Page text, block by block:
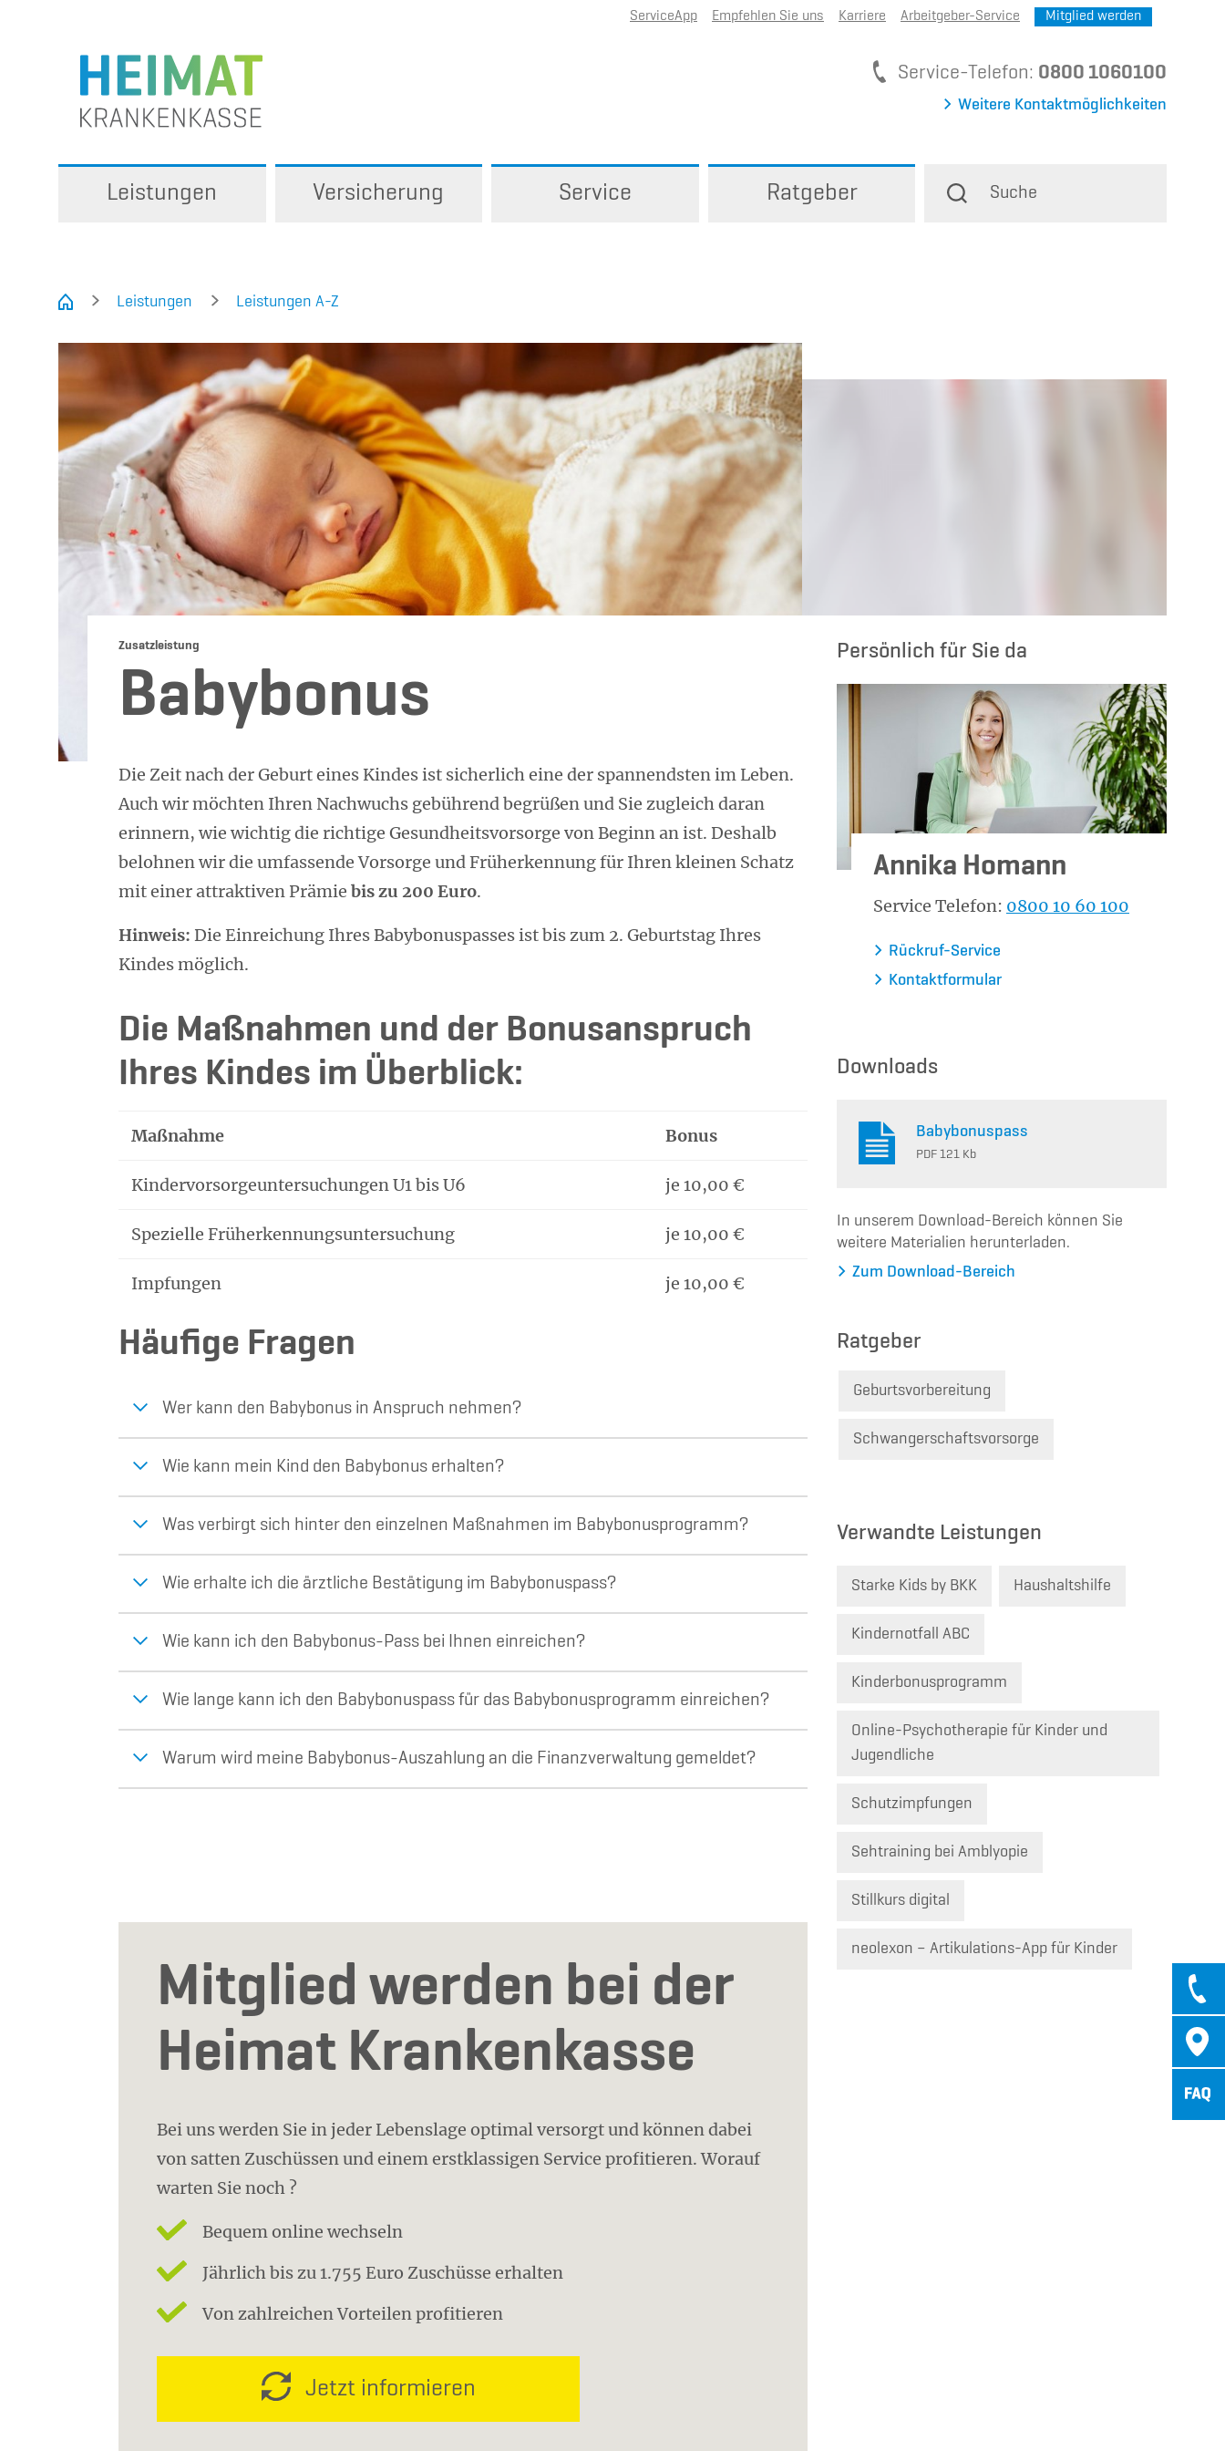
ServiceApp Empfehlen Sie uns Karriere Arbeitgeber-Service Mitglied werden
Service-Telefon: Service-Telefon
0800 1060100
Weitere Kontaktmöglichkeiten
Leistungen Versicherung Service Ratgeber Suche
Leistungen Leistungen A-Z
Zusatzleistung
Babybonus
Die Zeit nach der Geburt eines Kindes ist sicherlich eine der spannendsten im Leben.
Auch wir möchten Ihren Nachwuchs gebührend begrüßen und Sie zugleich daran
erinnern, wie wichtig die richtige Gesundheitsvorsorge von Beginn an ist. Deshalb
belohnen wir die umfassende Vorsorge und Früherkennung für Ihren kleinen Schatz
mit einer attraktiven Prämie bis zu 200 Euro.
Hinweis: Die Einreichung Ihres Babybonuspasses ist bis zum 2. Geburtstag Ihres
Kindes möglich.
Die Maßnahmen und der Bonusanspruch
Ihres Kindes im Überblick:
Maßnahme Bonus
Kindervorsorgeuntersuchungen U1 bis U6 je 10,00 €
Spezielle Früherkennungsuntersuchung je 10,00 €
Impfungen je 10,00 €
Häufige Fragen
Wer kann den Babybonus in Anspruch nehmen?
Wie kann mein Kind den Babybonus erhalten?
Was verbirgt sich hinter den einzelnen Maßnahmen im Babybonusprogramm?
Wie erhalte ich die ärztliche Bestätigung im Babybonuspass?
Wie kann ich den Babybonus-Pass bei Ihnen einreichen?
Wie lange kann ich den Babybonuspass für das Babybonusprogramm einreichen?
Warum wird meine Babybonus-Auszahlung an die Finanzverwaltung gemeldet?
Mitglied werden bei der
Heimat Krankenkasse
Bei uns werden Sie in jeder Lebenslage optimal versorgt und können dabei
von satten Zuschüssen und einem erstklassigen Service profitieren. Worauf
warten Sie noch ?
Bequem online wechseln
Jährlich bis zu 1.755 Euro Zuschüsse erhalten
Von zahlreichen Vorteilen profitieren
Jetzt informieren
Persönlich für Sie da
Annika Homann
Service Telefon: 0800 10 60 100
Rückruf-Service
Kontaktformular
Downloads
Babybonuspass
PDF 121 Kb
In unserem Download-Bereich können Sie
weitere Materialien herunterladen.
Zum Download-Bereich
Ratgeber
Geburtsvorbereitung
Schwangerschaftsvorsorge
Verwandte Leistungen
Starke Kids by BKK Haushaltshilfe
Kindernotfall ABC
Kinderbonusprogramm
Online-Psychotherapie für Kinder und
Jugendliche
Schutzimpfungen
Sehtraining bei Amblyopie
Stillkurs digital
neolexon – Artikulations-App für Kinder